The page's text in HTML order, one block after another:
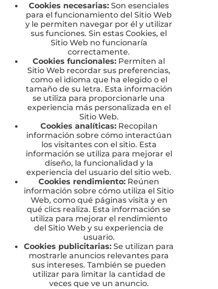
Cookies necesarias: Son esenciales
para el funcionamiento del Sitio Web
y le permiten navegar por él y utilizar
sus funciones. Sin estas Cookies, el
Sitio Web no funcionaría
correctamente.
Cookies funcionales: Permiten al
Sitio Web recordar sus preferencias,
como el idioma que ha elegido o el
tamaño de su letra. Esta información
se utiliza para proporcionarle una
experiencia más personalizada en el
Sitio Web.
Cookies analíticas:Recopilan
información sobre cómo interactúan
los visitantes con el sitio. Esta
información se utiliza para mejorar el
diseño, la funcionalidad y la
experiencia del usuario del sitio web.
Cookies rendimiento: Reúnen
información sobre cómo utiliza el Sitio
Web, como qué páginas visita y en
qué clics realiza. Esta información se
utiliza para mejorar el rendimiento
del Sitio Web y su experiencia de
usuario.
Cookies publicitarias: Se utilizan para
mostrarle anuncios relevantes para
sus intereses. También se pueden
utilizar para limitar la cantidad de
veces que ve un anuncio.